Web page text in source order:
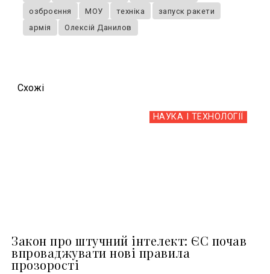
озброєння
МОУ техніка
запуск ракети
армія
Олексій Данилов
Схожi
НАУКА І ТЕХНОЛОГІЇ
Закон про штучний інтелект: ЄС почав
впроваджувати нові правила
прозорості